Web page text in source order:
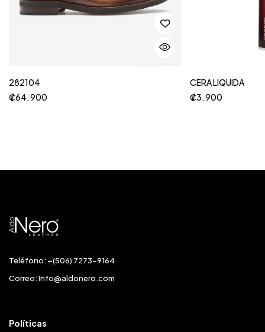
282104
₡64, 900
CERA LIQUIDA
₡3, 900
Teléfono: +(506) 7273-9164
Correo:Info@aldonero.com
Políticas